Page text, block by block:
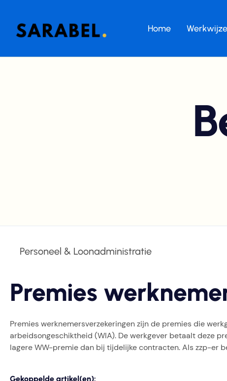
Home Werkwijze
Personeel & Loonadministratie
Premies
Premies werknemersverzekeringen zijn de premies die
arbeidsongeschiktheid (WIA). De werkgever betaalt deze
lagere WW-premie dan bij tijdelijke contracten. Als zzp-er
Gekoppelde artikel(en):